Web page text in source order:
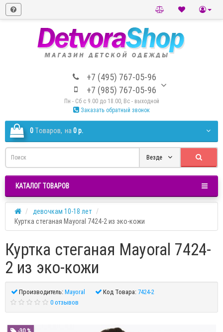
+7 (495) 767-05-96
+7 (985) 767-05-96
Пн - Сб с 9.00 до 18.00, Вс - выходной
Заказать обратный звонок
0 Tоваров, на 0 р.
Везде
КАТАЛОГ ТОВАРОВ
девочкам 10-18 лет
Куртка стеганая Mayoral 7424-2 из эко-кожи
Куртка стеганая Mayoral 7424-
2 из эко-кожи
Производитель:Mayoral Код Товара:7424-2
0 отзывов
-30 %